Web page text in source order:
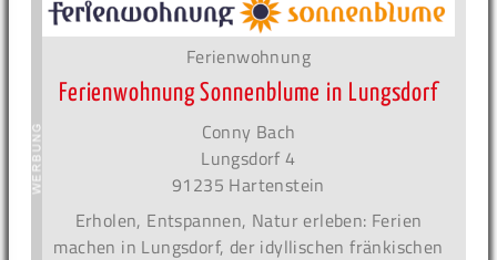
Ferienwohnung
Ferienwohnung Sonnenblume in Lungsdorf
Conny Bach
Lungsdorf 4
91235 Hartenstein
Erholen, Entspannen, Natur erleben: Ferien
machen in Lungsdorf, der idyllischen fränkischen